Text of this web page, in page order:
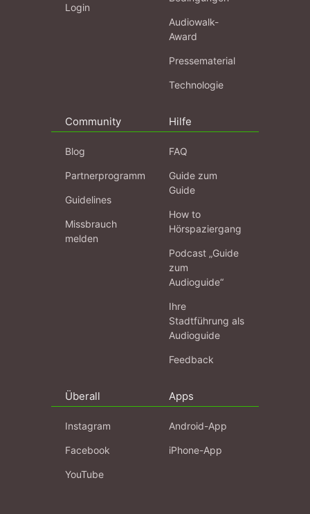
Login
Audiowalk-
Award
Pressematerial
Technologie
Community
Blog
Partnerprogramm
Guidelines
Missbrauch
melden
Hilfe
FAQ
Guide zum
Guide
How to
Hörspaziergang
Podcast „Guide
zum
Audioguide“
Ihre
Stadtführung als
Audioguide
Feedback
Überall
Instagram
Facebook
YouTube
Apps
Android-App
iPhone-App